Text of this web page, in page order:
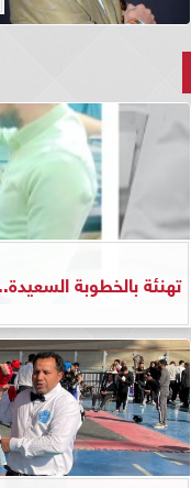
تهنئة بالخطوبة